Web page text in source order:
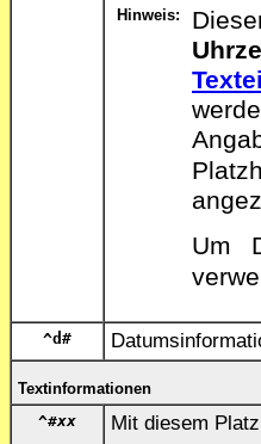
Hinweis:
Um
^d#
Textinformationen
^#xx Mit diesem